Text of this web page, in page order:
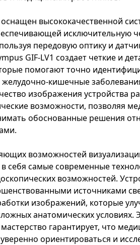
оснащен высококачественной
исключительную
передовую оптику и
GIF-LV1 создает четкие и
помогают точно
желудочно-кишечные
изображения устройства
возможности, позволяя
обоснованные решения
возможностей
в себя самые современные
возможностей.
источниками
изображений, которые
анатомических условиях.
гарантирует, что
ориентироваться и